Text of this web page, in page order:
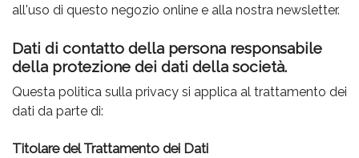
all'uso di questo negozio online e alla nostra newsletter.
Dati di contatto della persona responsabile
della protezione dei dati della società.
Questa politica sulla privacy si applica al trattamento dei
dati da parte di:
Titolare del Trattamento dei Dati